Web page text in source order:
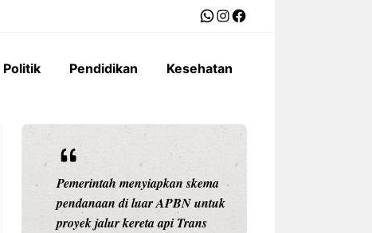
WhatsApp
Instagram
Facebook
Politik Pendidikan Kesehatan
Pemerintah menyiapkan skema
pendanaan di luar APBN untuk
proyek jalur kereta api Trans